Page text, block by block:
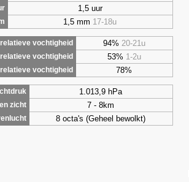
1,5 uur
1,5 mm 17-18u
vochtigheid
94% 20-21u
vochtigheid 53% 1-2u
vochtigheid 78%
1.013,9 hPa
zicht 7 - 8km
8 octa's (Geheel bewolkt)